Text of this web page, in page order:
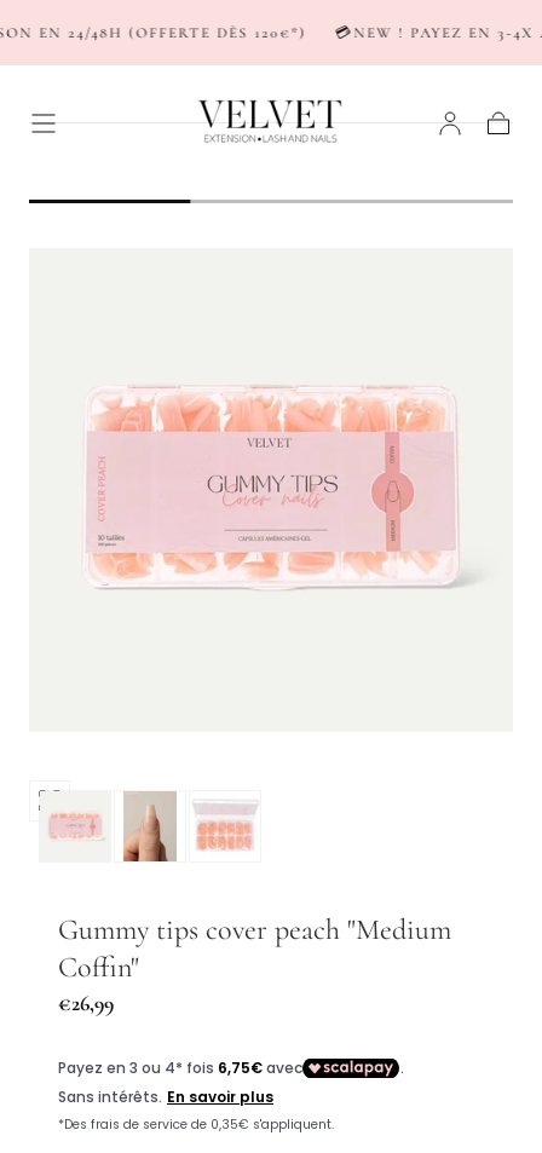
PASSER AU
CONTENU
EN 24/48H (OFFERTE DÈS 120€*) 💳NEW ! PAYEZ EN 3-4X
Ouvrir
les
dans
une
fenêtre
modale
Gummy tips cover peach "Medium
Coffin"
Prix
€26,99